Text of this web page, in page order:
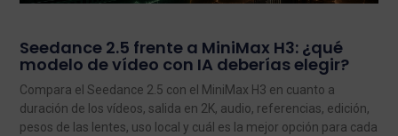
Seedance 2.5 frente a MiniMax H3: ¿qué
modelo de vídeo con IA deberías elegir?
Compara el Seedance 2.5 con el MiniMax H3 en cuanto a
duración de los vídeos, salida en 2K, audio, referencias, edición,
pesos de las lentes, uso local y cuál es la mejor opción para cada